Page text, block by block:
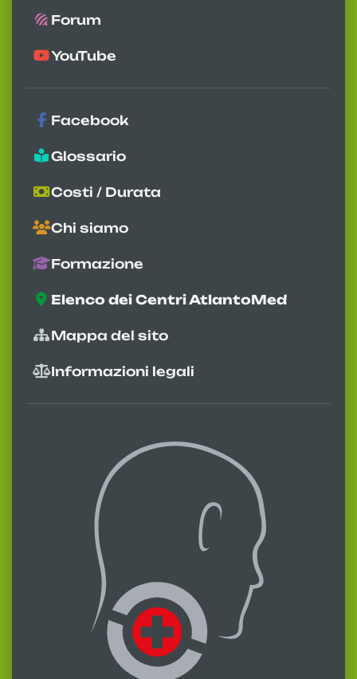
Forum
YouTube
Facebook
Glossario
Costi / Durata
Chi siamo
Formazione
Elenco dei Centri AtlantoMed
Mappa del sito
Informazioni legali